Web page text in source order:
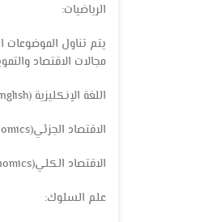
الرياضيات:
يتم تناول الموضوعات
مجالات الاقتصاد
اللغة الإنكليزية (English)
الاقتصاد الجزئي(microeconomics) : التركيز على الأفراد أو الشركات ضمن مجال الاقتصاد.
الاقتصاد الكلي(macroeconomics) : دراسة الصناعات أو الاقتصادات بأكملها على المستوى المحلي أو العالمي.
علم السلوك: